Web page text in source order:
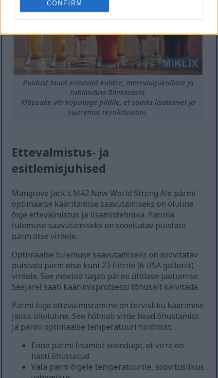
CONFIRM
Puidust laual erinevad kuldse, merevaigukollase ja
rubiinvärvi õlleklaasid.
Klõpsake või koputage pildile, et saada lisateavet ja
suuremat resolutsiooni.
Ettevalmistus- ja
esitlemisjuhised
Mangrove Jack's M42 New World Strong Ale pärmi
optimaalse kääritamise saavutamiseks on oluline
õige ettevalmistus ja lisamistehnika. Parima
tulemuse saavutamiseks on soovitatav puistata
pärm otse virdele.
Optimaalse tulemuse saavutamiseks on soovitatav
puistata pärm otse kuni 23 liitrile (6 USA gallonit)
virdele. See meetod tagab pärmi ühtlase jaotumise.
Seejärel saab käärimisprotsessi tõhusalt käivitada.
Pärmi õige ettevalmistamine on tervisliku käärimise
jaoks ülioluline. See hõlmab virde head õhustamist
ja pärmi optimaalse temperatuuri hoidmist.
Enne pärmi lisamist veenduge, et virre on
hästi õhustatud.
Vala pärm õigele temperatuurile, soovituslikus